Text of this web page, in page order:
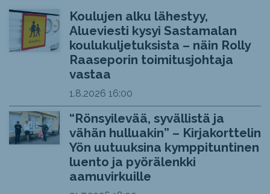
Koulujen alku lähestyy,
Alueviesti kysyi Sastamalan
koulukuljetuksista – näin Rolly
Raaseporin toimitusjohtaja
vastaa
1.8.2026 16:00
“Rönsyilevää, syvällistä ja
vähän hulluakin” – Kirjakorttelin
Yön uutuuksina kymppituntinen
luento ja pyörälenkki
aamuvirkuille